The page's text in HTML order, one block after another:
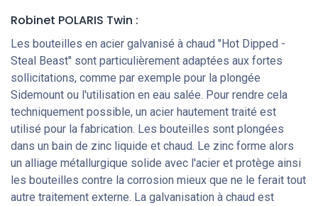
Robinet POLARIS Twin :
Les bouteilles en acier galvanisé à chaud "Hot Dipped -
Steal Beast" sont particulièrement adaptées aux fortes
sollicitations, comme par exemple pour la plongée
Sidemount ou l'utilisation en eau salée. Pour rendre cela
techniquement possible, un acier hautement traité est
utilisé pour la fabrication. Les bouteilles sont plongées
dans un bain de zinc liquide et chaud. Le zinc forme alors
un alliage métallurgique solide avec l'acier et protège ainsi
les bouteilles contre la corrosion mieux que ne le ferait tout
autre traitement externe. La galvanisation à chaud est